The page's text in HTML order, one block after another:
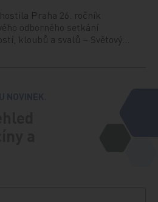
Praha 26. ročník
odborného setkání
kloubů a svalů – Světový…